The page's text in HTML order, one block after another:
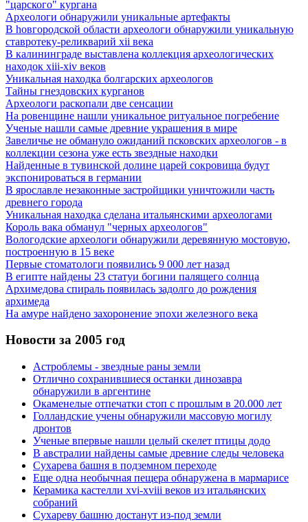
"царского" кургана
Археологи обнаружили уникальные артефакты
В hовгородской области археологи обнаружили уникальную
ставротеку-реликварий xii века
В калининграде выставлена коллекция археологических
находок xiii-xiv веков
Уникальная находка болгарских археологов
Тайны гнездовских курганов
Археологи раскопали две сенсации
На ровенщине нашли уникальное ритуальное погребение
Ученые нашли самые древние украшения в мире
Завеличье не обмануло ожиданий псковских археологов - в
коллекции сезона уже есть звездные находки
Найденные в тувинской долине царей сокровища будут
экспонироваться в германии
В ярославле незаконные застройщики уничтожили часть
древнего города
Уникальная находка сделана итальянскими археологами
Король вака обманул "черных археологов"
Вологодские археологи обнаружили деревянную мостовую,
построенную в 15 веке
Первые стоматологи появились 9 000 лет назад
В египте найдены 23 статуи богини палящего солнца
Архимедова спираль появилась задолго до рождения
архимеда
На амуре найдено захоронение эпохи железного века
Новости за 2005 год
Астроблемы - звездные раны земли
Отлично сохранившиеся останки динозавра
обнаружили в аргентине
Окаменелые отпечатки стоп с прошлым в 20.000 лет
Голландские учены обнаружили массовую могилу
дронтов
Ученые впервые нашли целый скелет птицы додо
В австралии найдены самые древние следы человека
Сухарева башня в подземном переходе
Еще одна необычная пещера обнаружена в мармарисе
Керамика кастелли xvi-xviii веков из итальянских
собраний
Сухареву башню достанут из-под земли